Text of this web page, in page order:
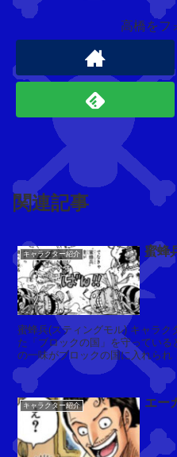
E
ス
ェ
ポ
ー
ラ
ザ
ラ
)
リ
高橋をフ
関連記事
キャラクター紹介 蜜蜂
蜜蜂兵(スティングモル) キャラクター概要 巨人族ロードの作り出し
た「ブロックの国」を守ってい
の一味がブロックの国に入れら
絶して地上に落下した。 ...
キャラクター紹介 エー